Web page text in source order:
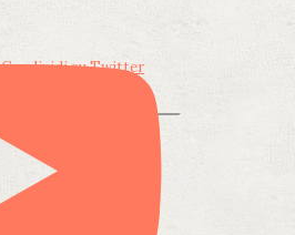
Condividi su Twitter